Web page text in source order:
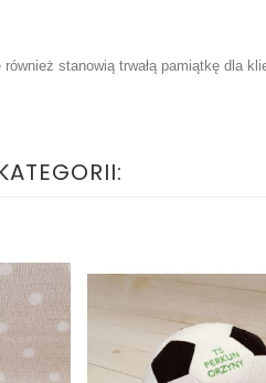
stanowią trwałą pamiątkę dla